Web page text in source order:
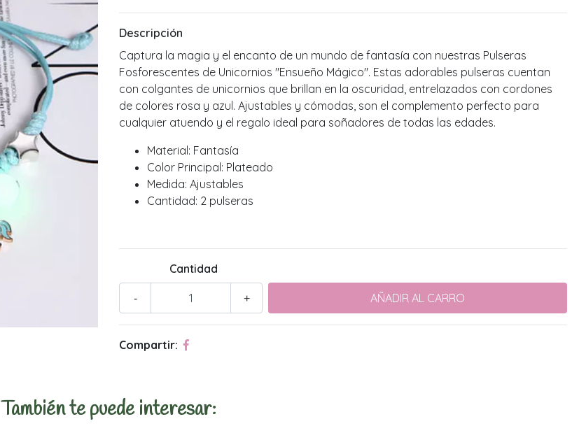
Descripción
Captura la magia y el encanto de un mundo de fantasía con nuestras Pulseras
Fosforescentes de Unicornios "Ensueño Mágico". Estas adorables pulseras cuentan
con colgantes de unicornios que brillan en la oscuridad, entrelazados con cordones
de colores rosa y azul. Ajustables y cómodas, son el complemento perfecto para
cualquier atuendo y el regalo ideal para soñadores de todas las edades.
Material: Fantasía
Color Principal: Plateado
Medida: Ajustables
Cantidad: 2 pulseras
Cantidad
+
-
Compartir:
También te puede interesar: